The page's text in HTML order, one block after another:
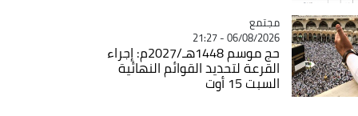
Catégorie
مجتمع
06/08/2026 - 21:27
حج موسم 1448هـ/2027م: إجراء
القرعة لتحديد القوائم النهائية
السبت 15 أوت